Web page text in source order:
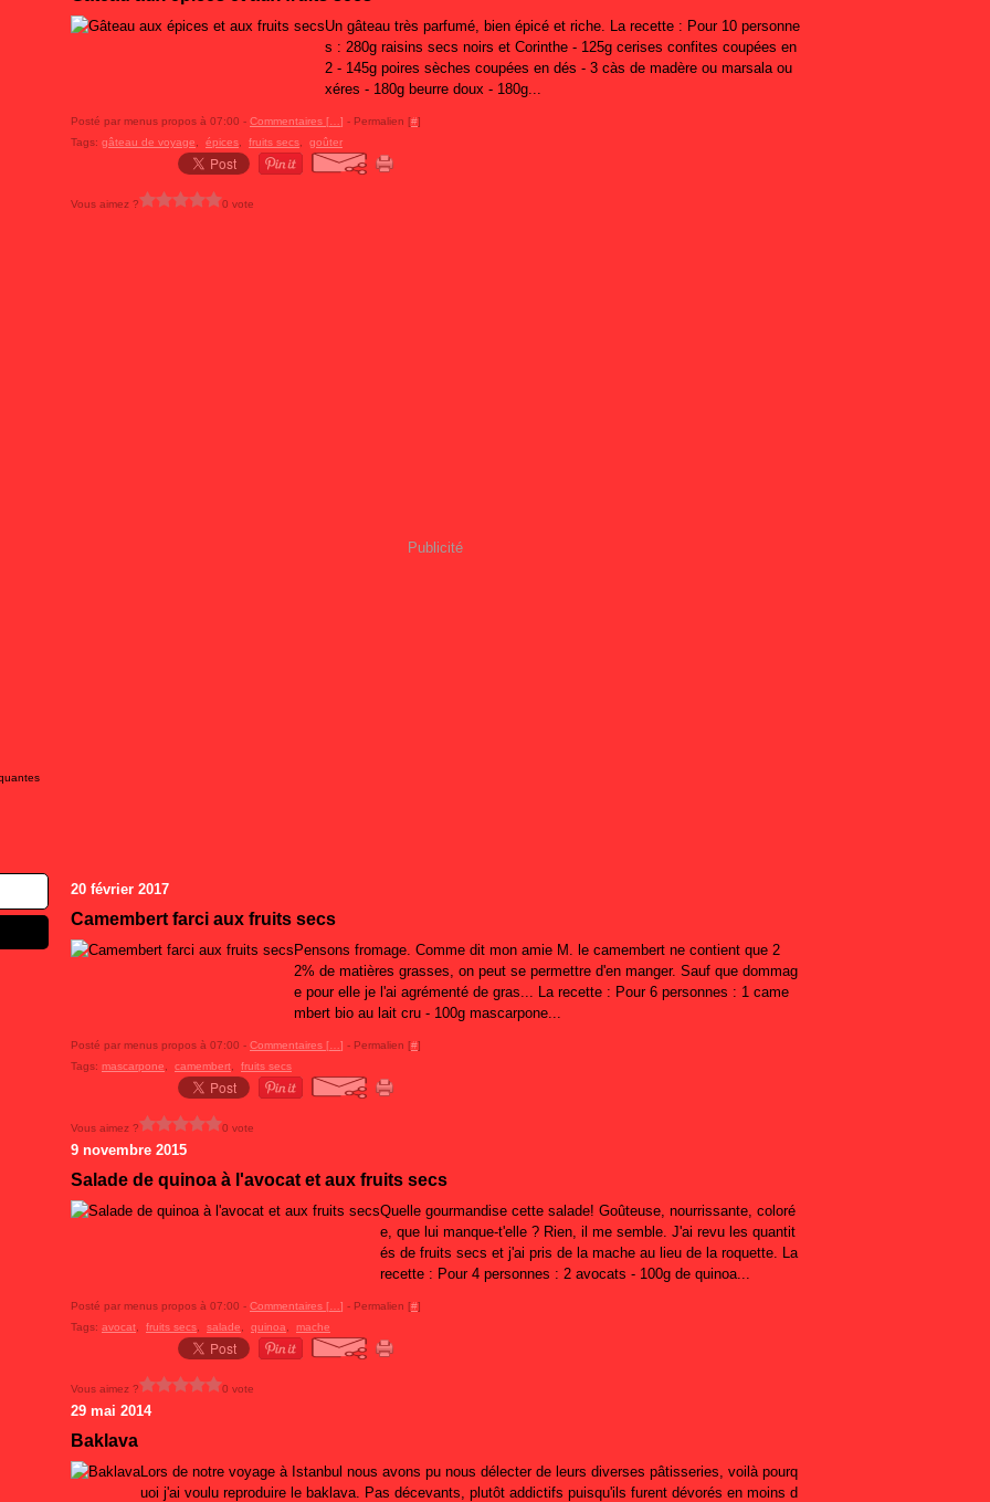
Un gâteau très parfumé, bien épicé et riche. La recette : Pour 10 personne
s : 280g raisins secs noirs et Corinthe - 125g cerises confites coupées en
2 - 145g poires sèches coupées en dés - 3 càs de madère ou marsala ou
xéres - 180g beurre doux - 180g...
Posté par menus propos à 07:00 - Commentaires [ ] - Permalien [#]
Tags: gâteau de voyage épices fruits secs goûter
Vous aimez ? 0 vote
Publicité
20 février 2017
Camembert farci aux fruits secs
Pensons fromage. Comme dit mon amie M. le camembert ne contient que 2
2% de matières grasses, on peut se permettre d'en manger. Sauf que dommag
e pour elle je l'ai agrémenté de gras... La recette : Pour 6 personnes : 1 came
mbert bio au lait cru - 100g mascarpone...
Posté par menus propos à 07:00 - Commentaires [ ] - Permalien [#]
Tags: mascarpone camembert fruits secs
Vous aimez ? 0 vote
9 novembre 2015
Salade de quinoa à l'avocat et aux fruits secs
Quelle gourmandise cette salade! Goûteuse, nourrissante, coloré
e, que lui manque-t'elle ? Rien, il me semble. J'ai revu les quantit
és de fruits secs et j'ai pris de la mache au lieu de la roquette. La
recette : Pour 4 personnes : 2 avocats - 100g de quinoa...
Posté par menus propos à 07:00 - Commentaires [ ] - Permalien [#]
Tags: avocat fruits secs salade quinoa mache
Vous aimez ? 0 vote
29 mai 2014
Baklava
Lors de notre voyage à Istanbul nous avons pu nous délecter de leurs diverses pâtisseries, voilà pourq
uoi j'ai voulu reproduire le baklava. Pas décevants, plutôt addictifs puisqu'ils furent dévorés en moins d